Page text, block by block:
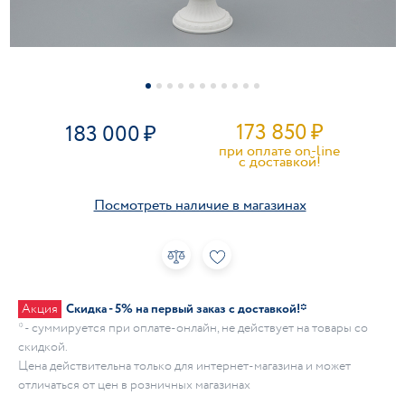
183 000 173 850₽
при оплате on-line
c доставкой!
Посмотреть наличие в магазинах
Акция Скидка - 5% на первый заказ с доставкой!*
* - суммируется при оплате-онлайн, не действует на товары со
скидкой.
Цена действительна только для интернет-магазина и может
отличаться от цен в розничных магазинах